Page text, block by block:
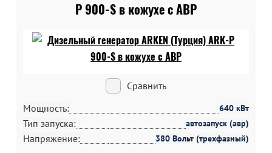
P 900-S в кожухе c АВР
Сравнить
Мощность:
640 кВт
Тип запуска: автозапуск (авр)
Напряжение: 380 Вольт (трехфазный)